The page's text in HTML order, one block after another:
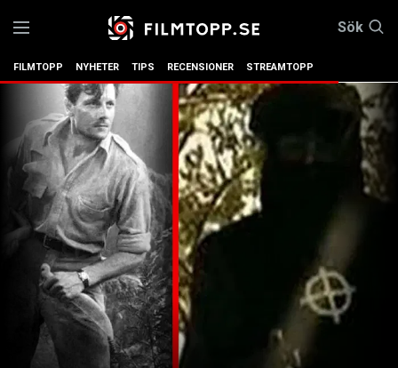
Sök
FILMTOPP NYHETER TIPS RECENSIONER STREAMTOPP